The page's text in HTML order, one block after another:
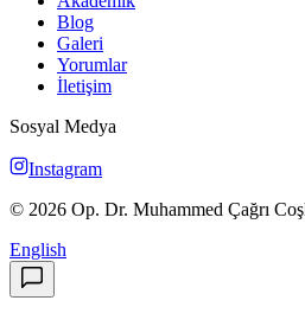
Blog
Galeri
Yorumlar
İletişim
Sosyal Medya
Instagram
© 2026 Op. Dr. Muhammed Çağrı
English